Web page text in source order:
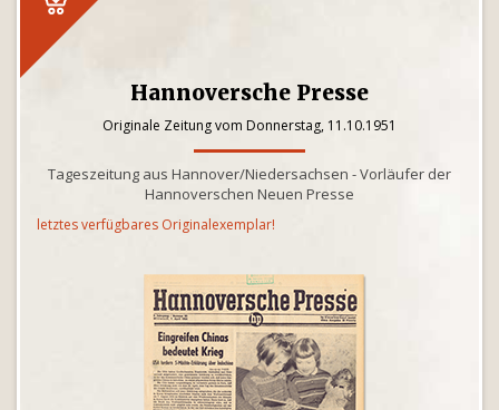
Hannoversche Presse
Originale Zeitung vom Donnerstag, 11.10.1951
Tageszeitung aus Hannover/Niedersachsen - Vorläufer der
Hannoverschen Neuen Presse
letztes verfügbares Originalexemplar!